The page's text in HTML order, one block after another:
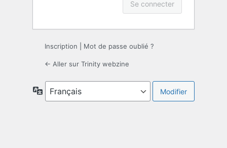
Inscription Mot de passe oublié ?
← Aller sur Trinity webzine
Langue